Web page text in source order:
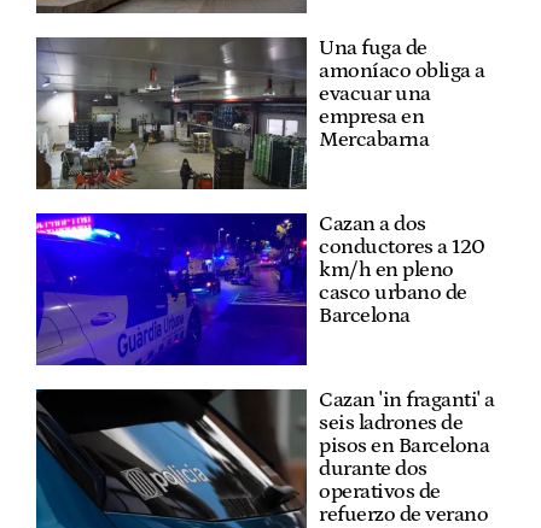
Una fuga de
amoníaco obliga a
evacuar una
empresa en
Mercabarna
Cazan a dos
conductores a 120
km/h en pleno
casco urbano de
Barcelona
Cazan 'in fraganti' a
seis ladrones de
pisos en Barcelona
durante dos
operativos de
refuerzo de verano